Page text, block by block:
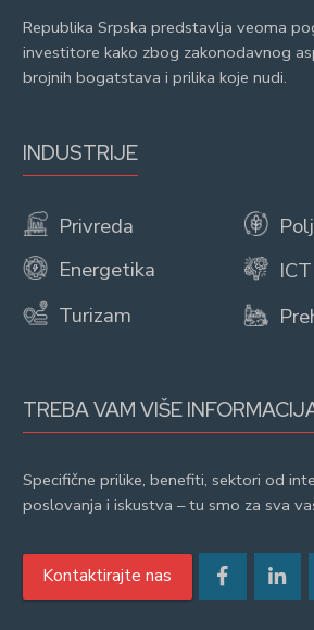
Republika Srpska predstavlja veoma
investitore kako zbog zakonodavnog
brojnih bogatstava i prilika koje nudi.
INDUSTRIJE
Privreda
Energetika
Turizam
ICT
TREBA VAM VIŠE
Specifične prilike, benefiti, sektori od
poslovanja i iskustva – tu smo za sva
Kontaktirajte nas